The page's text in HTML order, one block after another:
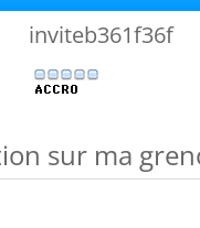
inviteb361f36f
sur ma